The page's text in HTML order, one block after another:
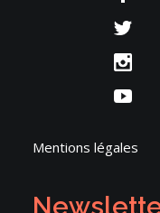
Mentions légales